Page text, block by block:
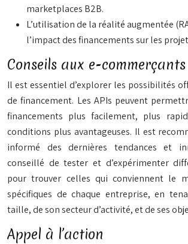
marketplaces B2B.
L’utilisation de la réalité augmentée
l’impact des financements sur les
Conseils aux e-commerçants
Il est essentiel d’explorer les possibilités
de financement. Les APIs peuvent
financements plus facilement, plus
conditions plus avantageuses. Il est
informé des dernières tendances et
conseillé de tester et d’expérimenter
pour trouver celles qui conviennent le
spécifiques de chaque entreprise, en
taille, de son secteur d’activité, et de ses
Appel à l’action